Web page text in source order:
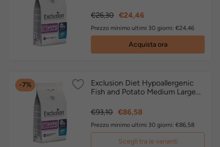
Prezzo
€26,30 Prezzo
€24,46
Prezzo minimo ultimi 30 giorni: €24,46
Acquista ora
-7%
Exclusion Diet Hypoallergenic
Fish and Potato Medium Large
Prezzo
€93,10 Prezzo
€86,58
Prezzo minimo ultimi 30 giorni: €86,58
Scegli tra le varianti